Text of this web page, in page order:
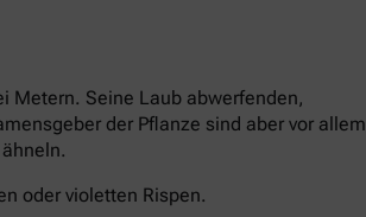
Metern. Seine Laub abwerfenden,
der Pflanze sind aber vor allem
oder violetten Rispen.